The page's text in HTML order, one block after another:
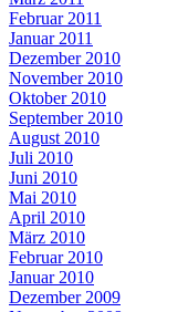
Februar 2011
Januar 2011
Dezember 2010
November 2010
Oktober 2010
September 2010
August 2010
Juli 2010
Juni 2010
Mai 2010
April 2010
März 2010
Februar 2010
Januar 2010
Dezember 2009